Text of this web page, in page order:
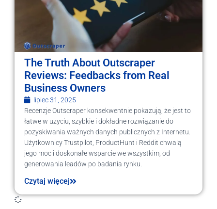
The Truth About Outscraper
Reviews: Feedbacks from Real
Business Owners
lipiec 31, 2025
Recenzje Outscraper konsekwentnie pokazują, że jest to
łatwe w użyciu, szybkie i dokładne rozwiązanie do
pozyskiwania ważnych danych publicznych z Internetu.
Użytkownicy Trustpilot, ProductHunt i Reddit chwalą
jego moc i doskonałe wsparcie we wszystkim, od
generowania leadów po badania rynku.
Czytaj więcej